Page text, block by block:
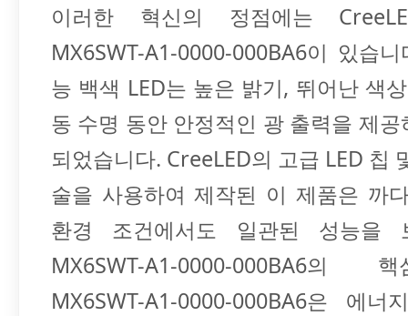
이러한 혁신의 정점에는
MX6SWT-A1-0000-000BA6이 있습
능 백색 LED는 높은 밝기, 뛰어난 색
동 수명 동안 안정적인 광 출력을 제
되었습니다. CreeLED의 고급 LED 칩
술을 사용하여 제작된 이 제품은 까
환경 조건에서도 일관된 성능을
MX6SWT-A1-0000-000BA6의
MX6SWT-A1-0000-000BA6은 에너